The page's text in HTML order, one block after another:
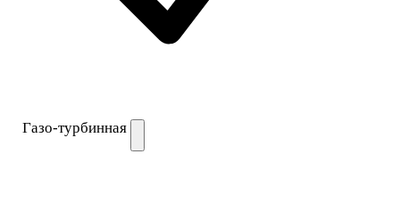
Газо-турбинная